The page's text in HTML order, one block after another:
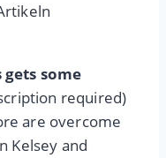
gets some
required)
are overcome
Kelsey and